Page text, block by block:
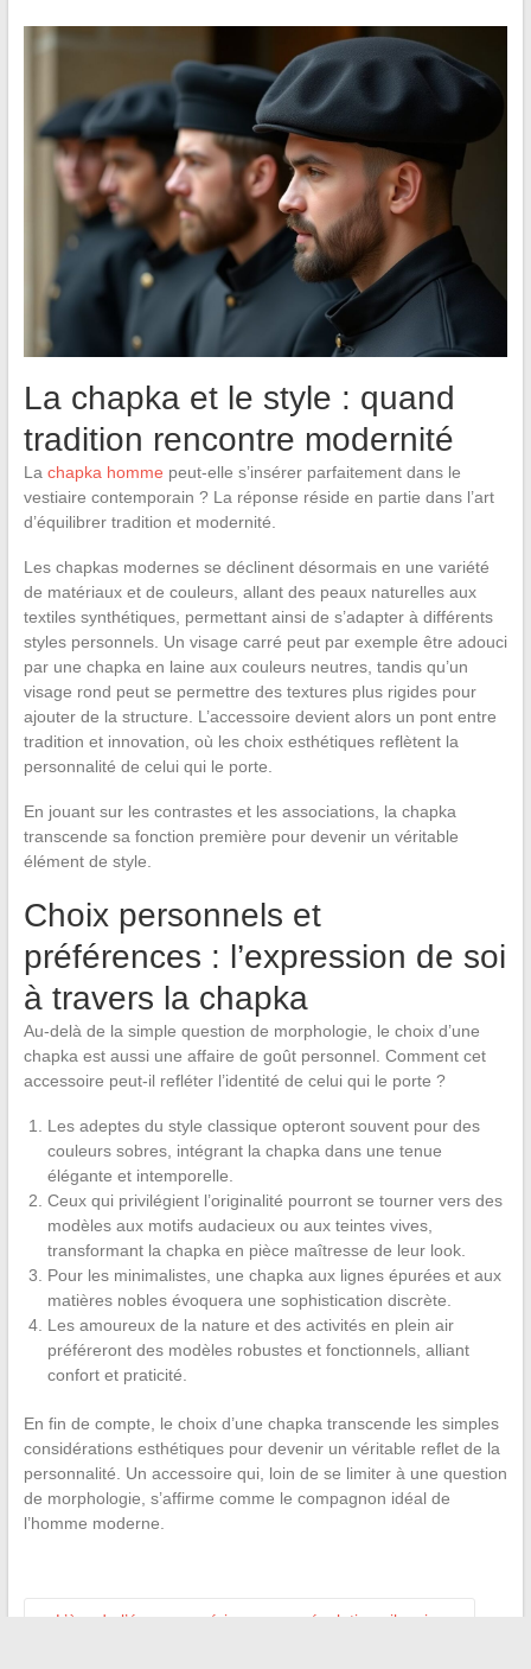
La chapka et le style : quand
tradition rencontre modernité
La chapka homme peut-elle s’insérer parfaitement dans le
vestiaire contemporain ? La réponse réside en partie dans l’art
d’équilibrer tradition et modernité.
Les chapkas modernes se déclinent désormais en une variété
de matériaux et de couleurs, allant des peaux naturelles aux
textiles synthétiques, permettant ainsi de s’adapter à différents
styles personnels. Un visage carré peut par exemple être adouci
par une chapka en laine aux couleurs neutres, tandis qu’un
visage rond peut se permettre des textures plus rigides pour
ajouter de la structure. L’accessoire devient alors un pont entre
tradition et innovation, où les choix esthétiques reflètent la
personnalité de celui qui le porte.
En jouant sur les contrastes et les associations, la chapka
transcende sa fonction première pour devenir un véritable
élément de style.
Choix personnels et
préférences : l’expression de soi
à travers la chapka
Au-delà de la simple question de morphologie, le choix d’une
chapka est aussi une affaire de goût personnel. Comment cet
accessoire peut-il refléter l’identité de celui qui le porte ?
Les adeptes du style classique opteront souvent pour des
couleurs sobres, intégrant la chapka dans une tenue
élégante et intemporelle.
Ceux qui privilégient l’originalité pourront se tourner vers des
modèles aux motifs audacieux ou aux teintes vives,
transformant la chapka en pièce maîtresse de leur look.
Pour les minimalistes, une chapka aux lignes épurées et aux
matières nobles évoquera une sophistication discrète.
Les amoureux de la nature et des activités en plein air
préféreront des modèles robustes et fonctionnels, alliant
confort et praticité.
En fin de compte, le choix d’une chapka transcende les simples
considérations esthétiques pour devenir un véritable reflet de la
personnalité. Un accessoire qui, loin de se limiter à une question
de morphologie, s’affirme comme le compagnon idéal de
l’homme moderne.
L’ère de l’écran numérique : une révolution silencieuse